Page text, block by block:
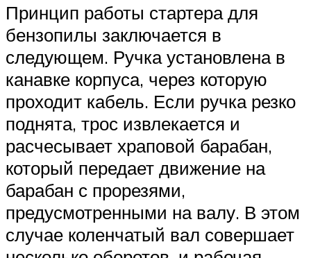
Принцип работы стартера для
бензопилы заключается в
следующем. Ручка установлена ​​в
канавке корпуса, через которую
проходит кабель. Если ручка резко
поднята, трос извлекается и
расчесывает храповой барабан,
который передает движение на
барабан с прорезями,
предусмотренными на валу. В этом
случае коленчатый вал совершает